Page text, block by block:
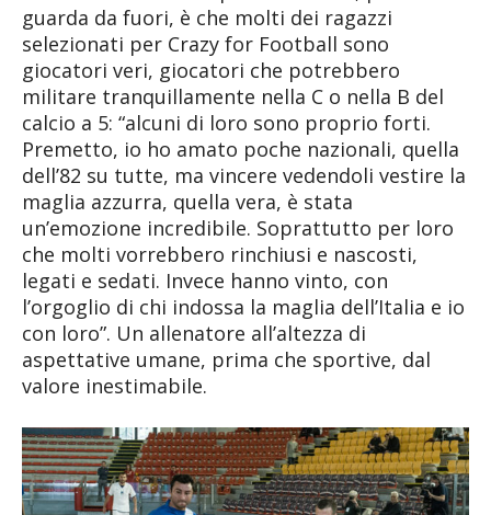
guarda da fuori, è che molti dei ragazzi
selezionati per Crazy for Football sono
giocatori veri, giocatori che potrebbero
militare tranquillamente nella C o nella B del
calcio a 5: “alcuni di loro sono proprio forti.
Premetto, io ho amato poche nazionali, quella
dell’82 su tutte, ma vincere vedendoli vestire la
maglia azzurra, quella vera, è stata
un’emozione incredibile. Soprattutto per loro
che molti vorrebbero rinchiusi e nascosti,
legati e sedati. Invece hanno vinto, con
l’orgoglio di chi indossa la maglia dell’Italia e io
con loro”. Un allenatore all’altezza di
aspettative umane, prima che sportive, dal
valore inestimabile.